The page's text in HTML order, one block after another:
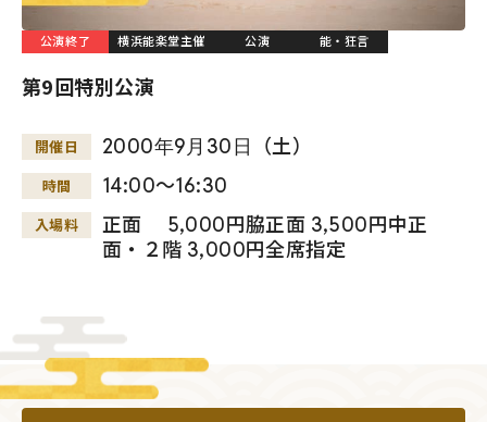
公演終了 横浜能楽堂主催 公演 能・狂言
第9回特別公演
開催日 2000年9月 30日 （土）
時間 14:00～16:30
入場料
正面 5,000円脇正面 3,500円中正
面・２階 3,000円全席指定